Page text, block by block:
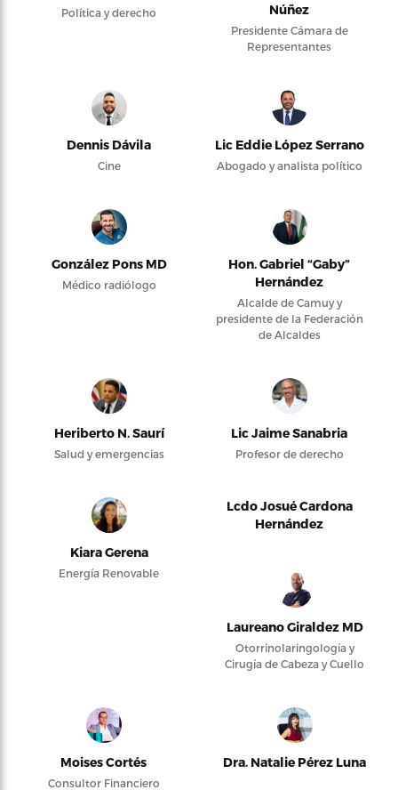
Política y derecho
Núñez
Presidente Cámara de
Representantes
Dennis Dávila
Cine
Lic Eddie López Serrano
Abogado y analista político
González Pons MD
Médico radiólogo
Hon. Gabriel “Gaby”
Hernández
Alcalde de Camuy y
presidente de la Federación
de Alcaldes
Heriberto N. Saurí
Salud y emergencias
Lic Jaime Sanabria
Profesor de derecho
Kiara Gerena
Energía Renovable
Lcdo Josué Cardona
Hernández
Laureano Giraldez MD
Otorrinolaringología y
Cirugía de Cabeza y Cuello
Moises Cortés
Consultor Financiero
Dra. Natalie Pérez Luna